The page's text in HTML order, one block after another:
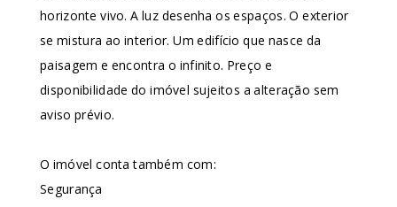
horizonte vivo. A luz desenha os espaços. O exterior
se mistura ao interior. Um edifício que nasce da
paisagem e encontra o infinito. Preço e
disponibilidade do imóvel sujeitos a alteração sem
aviso prévio.
O imóvel conta também com:
Segurança